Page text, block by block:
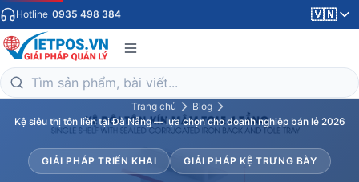
Hotline 0935 498 384 🇻🇳
Trang chủ
Blog
Kệ siêu thị tôn liền tại Đà Nẵng — lựa chọn cho doanh nghiệp bán lẻ 2026
GIẢI PHÁP TRIỂN KHAI GIẢI PHÁP KỆ TRƯNG BÀY